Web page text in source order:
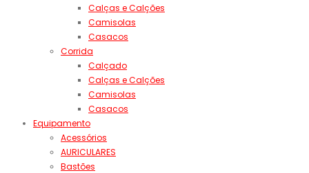
Calças e Calções
Camisolas
Casacos
Corrida
Calçado
Calças e Calções
Camisolas
Casacos
Equipamento
Acessórios
AURICULARES
Bastões